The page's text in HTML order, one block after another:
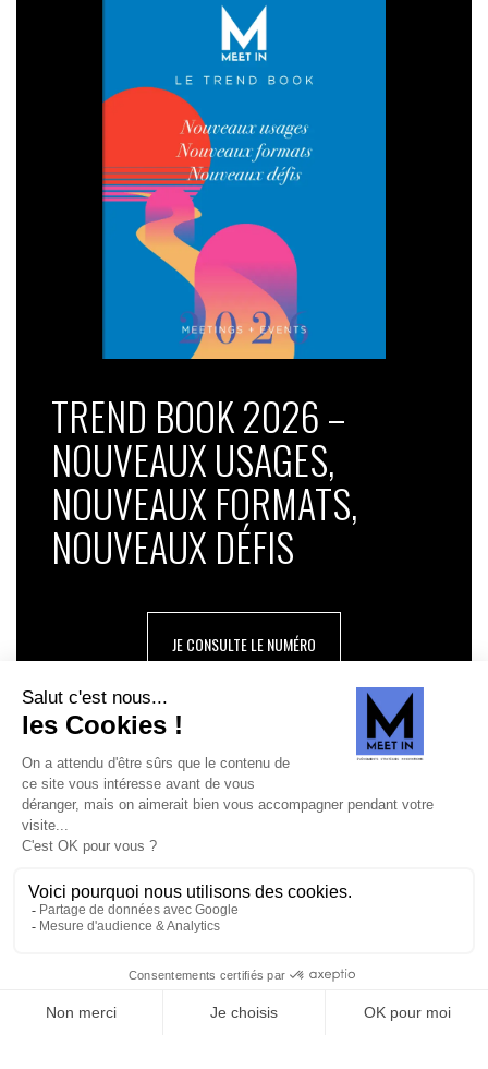
TREND BOOK 2026 –
NOUVEAUX USAGES,
NOUVEAUX FORMATS,
NOUVEAUX DÉFIS
JE CONSULTE LE NUMÉRO
SUIVEZ-NOUS